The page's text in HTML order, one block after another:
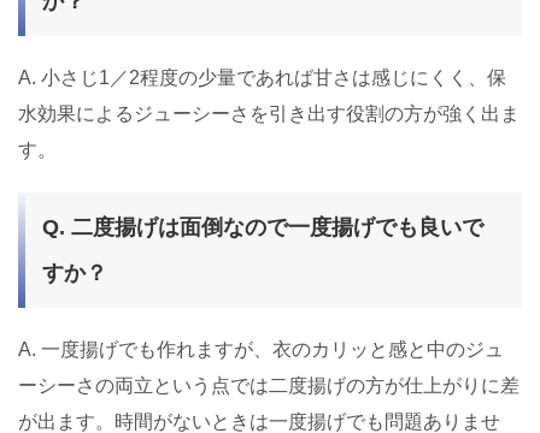
A. 小さじ1／2程度の少量であれば甘さは感じにくく、保
水効果によるジューシーさを引き出す役割の方が強く出ま
す。
Q. 二度揚げは面倒なので一度揚げでも良いで
すか？
A. 一度揚げでも作れますが、衣のカリッと感と中のジュ
ーシーさの両立という点では二度揚げの方が仕上がりに差
が出ます。時間がないときは一度揚げでも問題ありませ